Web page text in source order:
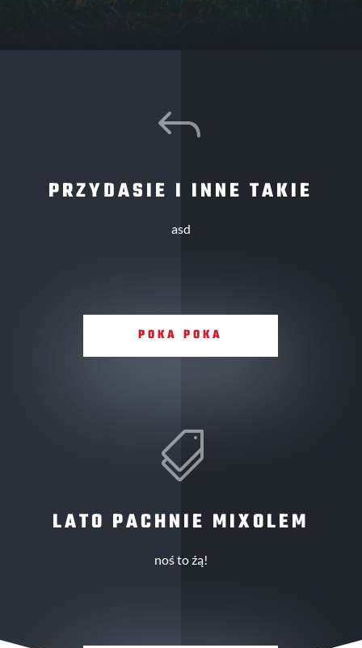
J
PRZYDASIE I INNE TAKIE
asd
POKA POKA

LATO PACHNIE MIXOLEM
noś to źą!